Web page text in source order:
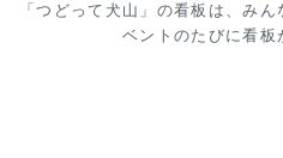
「つどって犬山」の看板は、み
ベントのたびに看板